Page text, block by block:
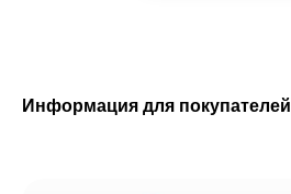
Информация для покупателей